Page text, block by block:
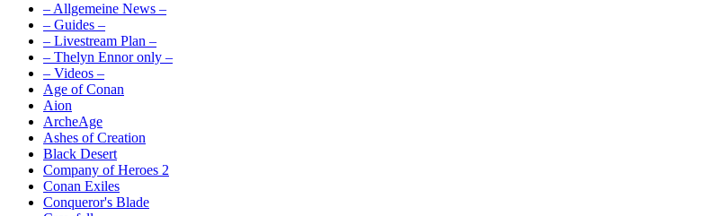
– Allgemeine News –
– Guides –
– Livestream Plan –
– Thelyn Ennor only –
– Videos –
Age of Conan
Aion
ArcheAge
Ashes of Creation
Black Desert
Company of Heroes 2
Conan Exiles
Conqueror's Blade